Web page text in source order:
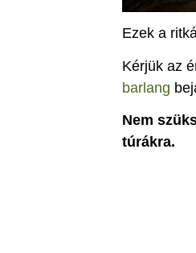
Ezek a
Kérjük az
barlang
Nem
túrákra.